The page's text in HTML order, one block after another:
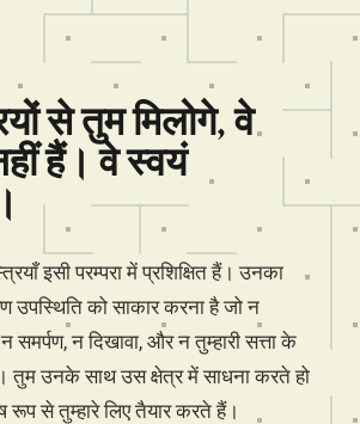
से तुम मिलोगे, वे
हैं। वे स्वयं
इसी परम्परा में प्रशिक्षित हैं। उनका
उपस्थिति को साकार करना है जो न
समर्पण, न दिखावा, और न तुम्हारी सत्ता के
तुम उनके साथ उस क्षेत्र में साधना करते हो
रूप से तुम्हारे लिए तैयार करते हैं।